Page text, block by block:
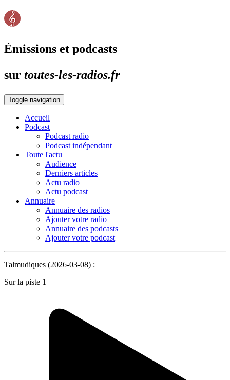
Émissions et podcasts
sur toutes-les-radios.fr
Toggle navigation
Accueil
Podcast
Podcast radio
Podcast indépendant
Toute l'actu
Audience
Derniers articles
Actu radio
Actu podcast
Annuaire
Annuaire des radios
Ajouter votre radio
Annuaire des podcasts
Ajouter votre podcast
Talmudiques (2026-03-08) :
Sur la piste 1